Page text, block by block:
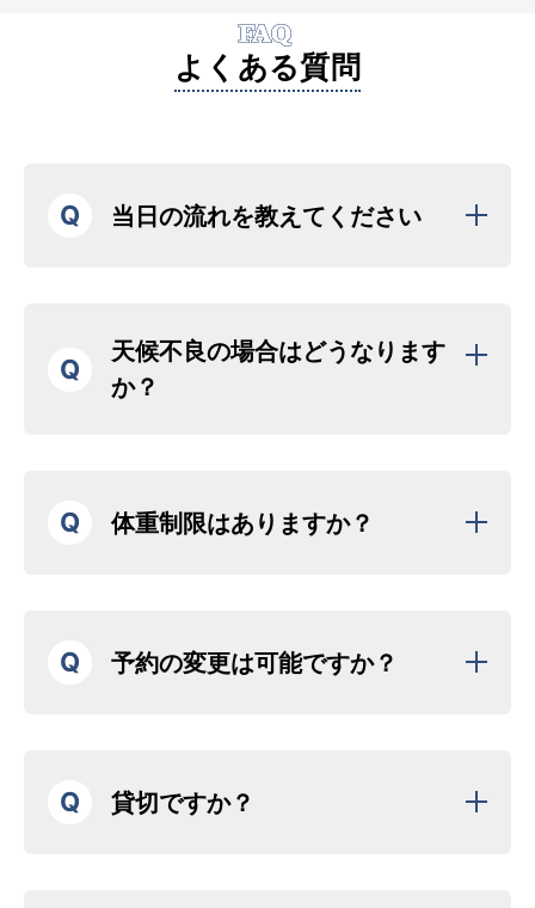
FAQ
よくある質問
Q 当日の流れを教えてください
Q
天候不良の場合はどうなります
か？
Q 体重制限はありますか？
Q 予約の変更は可能ですか？
Q 貸切ですか？